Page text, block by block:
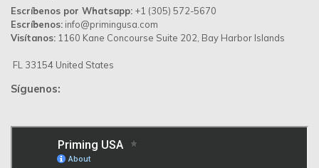
Escríbenos por Whatsapp: +1 (305) 572-5670
Escríbenos: info@primingusa.com
Visítanos: 1160 Kane Concourse Suite 202, Bay Harbor Islands
FL 33154 United States
Síguenos: